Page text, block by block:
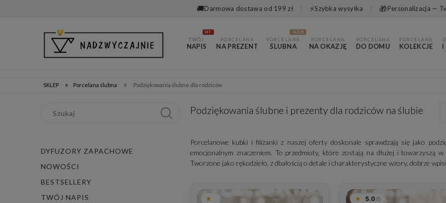
🚚Darmowa dostawa od 199 zł ⚡Szybka wysyłka 🎁Personalizacja —
TWÓJ
NAPIS
HIT
PORCELANA
NA PREZENT
PORCELANA
ŚLUBNA
SEZON
PORCELANA
NA OKAZJĘ
PORCELANA
DO DOMU
PORCELANA
KOLEKCJE I
SKLEP » Porcelana ślubna » Podziękowania ślubne dla rodziców
DYFUZORY ZAPACHOWE
NOWOŚCI
BESTSELLERY
TWÓJ NAPIS
Podziękowania ślubne i prezenty dla rodziców na ślubie
Porcelanowe kubki i filiżanki z naszej oferty doskonale sprawdzają się jako
emocjonalnym znaczeniem. To przedmioty, które zostają na dłużej i towarzyszą
Tworzone jako rękodzieło, z dbałością o detale i charakterystyczne wzory, dobrze
5.0